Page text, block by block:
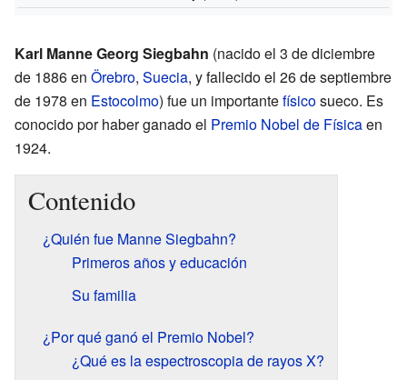
Karl Manne Georg Siegbahn (nacido el 3 de diciembre
de 1886 en Örebro, Suecia, y fallecido el 26 de septiembre
de 1978 en Estocolmo) fue un importantefísicosueco. Es
conocido por haber ganado el Premio Nobel de Físicaen
1924.
Contenido
¿Quién fue Manne Siegbahn?
Primeros años y educación
Su familia
¿Por qué ganó el Premio Nobel?
¿Qué es la espectroscopia de rayos X?